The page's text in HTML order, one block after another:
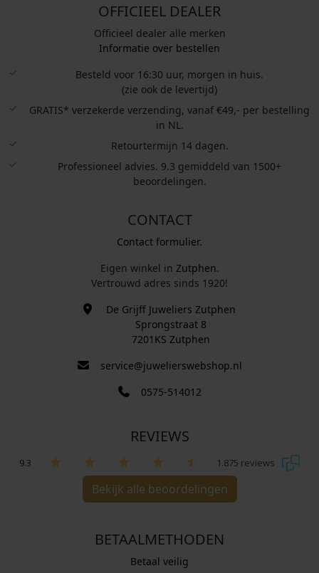
OFFICIEEL DEALER
Officieel dealer alle merken
Informatie over bestellen
Besteld voor 16:30 uur, morgen in huis.
(zie ook de levertijd)
GRATIS* verzekerde verzending, vanaf €49,- per bestelling
in NL.
Retourtermijn 14 dagen.
Professioneel advies. 9.3 gemiddeld van 1500+
beoordelingen.
CONTACT
Contact formulier.
Eigen winkel in Zutphen.
Vertrouwd adres sinds 1920!
De Grijff Juweliers Zutphen
Sprongstraat 8
7201KS Zutphen
service@juwelierswebshop.nl
0575-514012
REVIEWS
9.3 1.875 reviews
Bekijk alle beoordelingen
BETAALMETHODEN
Betaal veilig